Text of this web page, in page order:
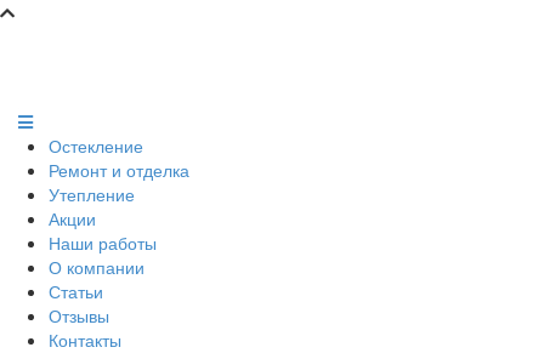
Остекление
Ремонт и отделка
Утепление
Акции
Наши работы
О компании
Статьи
Отзывы
Контакты